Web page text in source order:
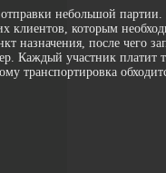
небольшой
клиентов, которым
назначения, после чего
Каждый участник платит
транспортировка